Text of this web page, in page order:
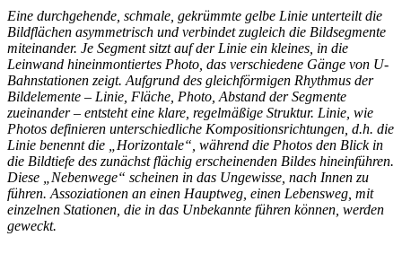
Eine durchgehende, schmale, gekrümmte gelbe Linie unterteilt die
Bildflächen asymmetrisch und verbindet zugleich die Bildsegmente
miteinander. Je Segment sitzt auf der Linie ein kleines, in die
Leinwand hineinmontiertes Photo, das verschiedene Gänge von U-
Bahnstationen zeigt. Aufgrund des gleichförmigen Rhythmus der
Bildelemente – Linie, Fläche, Photo, Abstand der Segmente
zueinander – entsteht eine klare, regelmäßige Struktur. Linie, wie
Photos definieren unterschiedliche Kompositionsrichtungen, d.h. die
Linie benennt die „Horizontale“, während die Photos den Blick in
die Bildtiefe des zunächst flächig erscheinenden Bildes hineinführen.
Diese „Nebenwege“ scheinen in das Ungewisse, nach Innen zu
führen. Assoziationen an einen Hauptweg, einen Lebensweg, mit
einzelnen Stationen, die in das Unbekannte führen können, werden
geweckt.